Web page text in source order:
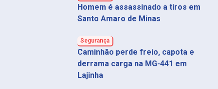
Homem é assassinado a tiros em
Santo Amaro de Minas
Segurança
Caminhão perde freio, capota e
derrama carga na MG-441 em
Lajinha